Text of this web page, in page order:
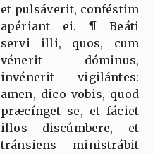
et pulsáverit, conféstim
apériant ei. ¶ Beáti
servi illi, quos, cum
vénerit dóminus,
invénerit vigilántes:
amen, dico vobis, quod
præcínget se, et fáciet
illos discúmbere, et
tránsiens ministrábit